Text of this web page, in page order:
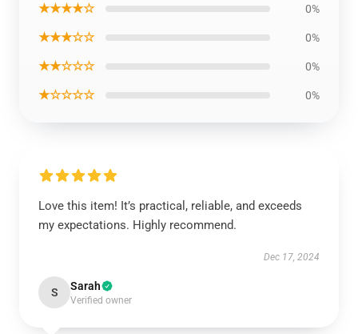
★★★★☆ 0%
★★★☆☆ 0%
★★☆☆☆ 0%
★☆☆☆☆ 0%
Love this item! It’s practical, reliable, and exceeds
my expectations. Highly recommend.
Dec 17, 2024
S Sarah
Verified owner